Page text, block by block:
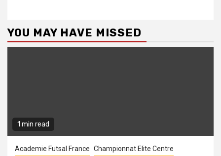
YOU MAY HAVE MISSED
1 min read
Academie Futsal France Championnat Elite Centre